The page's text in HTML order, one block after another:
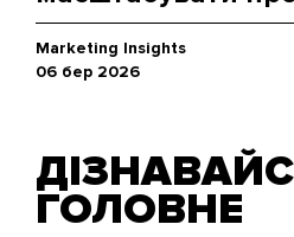
Marketing Insights
06 бер 2026
ГОЛОВНЕ